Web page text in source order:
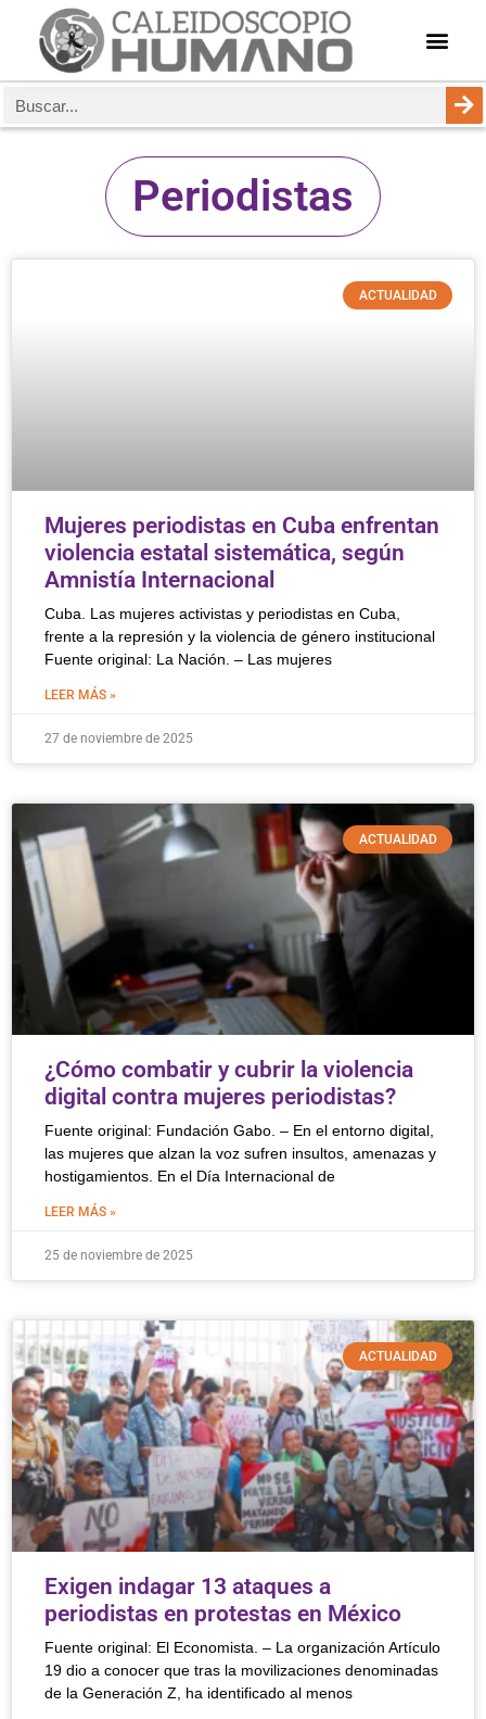
Periodistas
ACTUALIDAD
Mujeres periodistas en Cuba enfrentan
violencia estatal sistemática, según
Amnistía Internacional
Cuba. Las mujeres activistas y periodistas en Cuba,
frente a la represión y la violencia de género institucional
Fuente original: La Nación. – Las mujeres
LEER MÁS »
27 de noviembre de 2025
ACTUALIDAD
¿Cómo combatir y cubrir la violencia
digital contra mujeres periodistas?
Fuente original: Fundación Gabo. – En el entorno digital,
las mujeres que alzan la voz sufren insultos, amenazas y
hostigamientos. En el Día Internacional de
LEER MÁS »
25 de noviembre de 2025
ACTUALIDAD
Exigen indagar 13 ataques a
periodistas en protestas en México
Fuente original: El Economista. – La organización Artículo
19 dio a conocer que tras la movilizaciones denominadas
de la Generación Z, ha identificado al menos